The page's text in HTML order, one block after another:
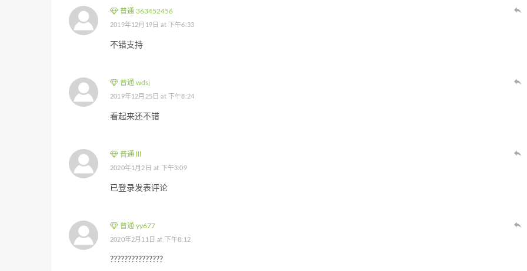
普通 363452456
2019年12月19日 at 下午6:33
不错支持
普通 wdsj
2019年12月25日 at 下午8:24
看起来还不错
普通 lll
2020年1月2日 at 下午3:09
已登录发表评论
普通 yy677
2020年2月11日 at 下午8:12
???????????????